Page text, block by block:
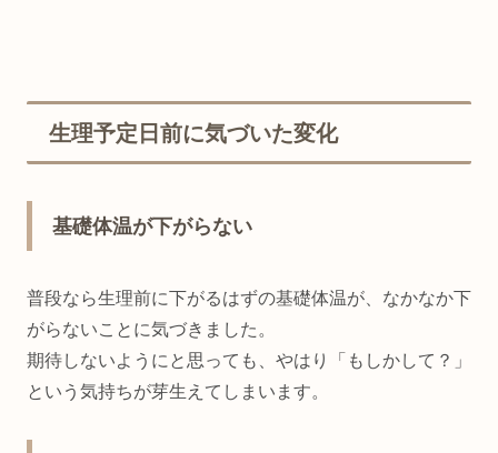
生理予定日前に気づいた変化
基礎体温が下がらない
普段なら生理前に下がるはずの基礎体温が、なかなか下
がらないことに気づきました。
期待しないようにと思っても、やはり「もしかして？」
という気持ちが芽生えてしまいます。